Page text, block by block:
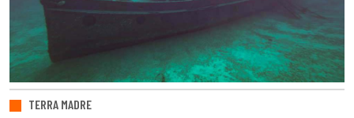
TERRA MADRE